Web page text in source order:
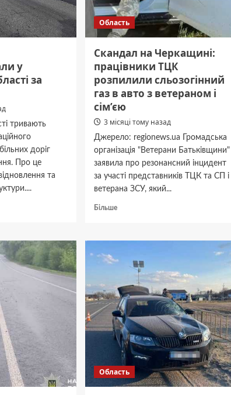
у
за
тривають
доріг
Про це
та
Область
Скандал на Черкащині:
працівники ТЦК
розпилили сльозогінний
газ в авто з ветераном і
сім’єю
3 місяці тому назад
Джерело: regionews.ua Громадська
організація "Ветерани Батьківщини"
заявила про резонансний інцидент
за участі представників ТЦК та СП і
ветерана ЗСУ, який...
БільшеДокладніше
на
працівники
розпилили
сльозогінний
газ
в
авто
з
ветераном
сім’єю
Область